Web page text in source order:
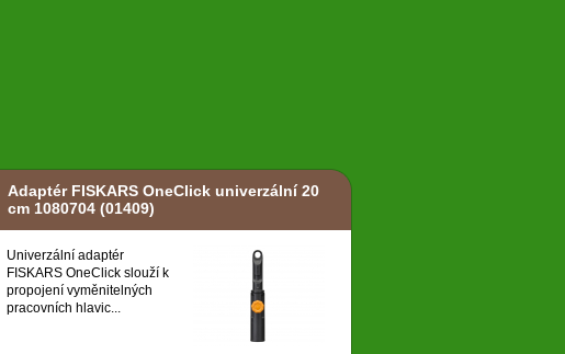
Adaptér FISKARS OneClick univerzální 20
cm 1080704 (01409)
Univerzální adaptér
FISKARS OneClick slouží k
propojení vyměnitelných
pracovních hlavic...